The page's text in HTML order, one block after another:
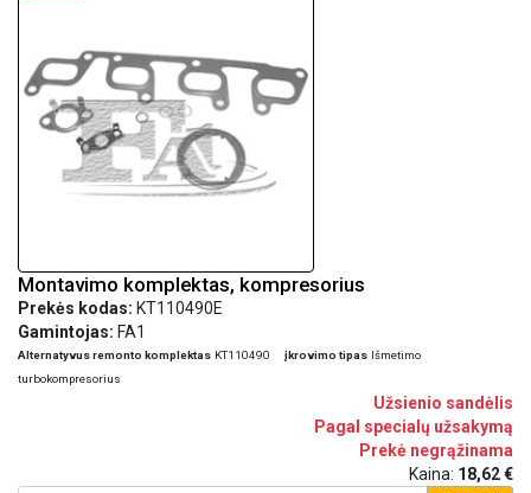
Montavimo komplektas, kompresorius
Prekės kodas: KT110490E
Gamintojas: FA1
Alternatyvus remonto komplektas KT110490 įkrovimo tipas Išmetimo
turbokompresorius
Užsienio sandėlis
Pagal specialų užsakymą
Prekė negrąžinama
Kaina: 18,62 €